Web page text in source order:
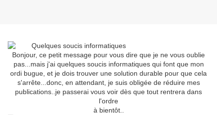
Bonjour, ce petit message pour vous dire que je ne vous oublie
pas...mais j'ai quelques soucis informatiques qui font que mon
ordi bugue, et je dois trouver une solution durable pour que cela
s'arrête...donc, en attendant, je suis obligée de réduire mes
publications..je passerai vous voir dès que tout rentrera dans
l'ordre
à bientôt..